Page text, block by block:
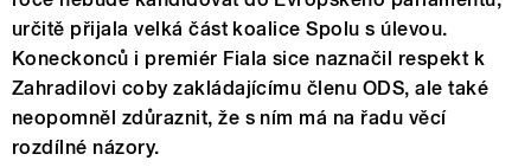
určitě přijala velká část koalice Spolu s úlevou.
Koneckonců i premiér Fiala sice naznačil respekt k
Zahradilovi coby zakládajícímu členu ODS, ale také
neopomněl zdůraznit, že s ním má na řadu věcí
rozdílné názory.